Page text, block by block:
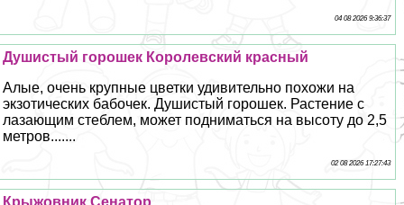
04 08 2026 9:36:37
Душистый горошек Королевский красный
Алые, очень крупные цветки удивительно похожи на
экзотических бабочек. Душистый горошек. Растение с
лазающим стeблем, может подниматься на высоту до 2,5
метров.......
02 08 2026 17:27:43
Крыжовник Сенатор